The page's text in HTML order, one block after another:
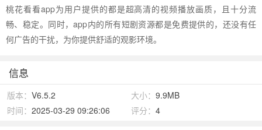
桃花看看app为用户提供的都是超高清的视频播放画质，且十分流
畅、稳定。同时，app内的所有短剧资源都是免费提供的，还没有任
何广告的干扰，为你提供舒适的观影环境。
信息
版本： V6.5.2 大小： 9.9MB
时间： 2025-03-29 09:26:06 评分： 4